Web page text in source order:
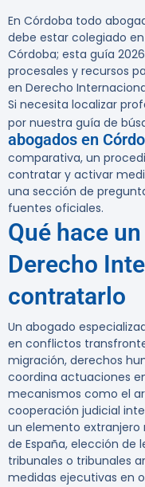
En Córdoba todo
debe estar colegiado
Córdoba; esta guía
procesales y recursos
en Derecho
Si necesita localizar
por nuestra guía de
abogados en
comparativa, un
contratar y activar
una sección de
fuentes oficiales.
Qué hace
Derecho
contratarlo
Un abogado
en conflictos
migración, derechos
coordina actuaciones
mecanismos como el
cooperación judicial
un elemento extranjero
de España, elección de
tribunales o tribunales
medidas ejecutivas en